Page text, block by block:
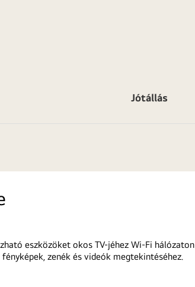
Jótállás
eszközöket okos TV-jéhez Wi-Fi hálózaton
zenék és videók megtekintéséhez.